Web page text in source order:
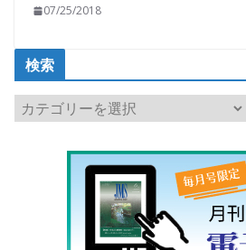
07/25/2018
検索
検